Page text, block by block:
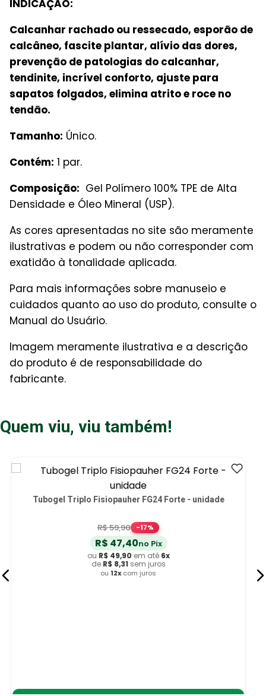
INDICAÇÃO:
Calcanhar rachado ou ressecado, esporão de
calcâneo, fascite plantar, alívio das dores,
prevenção de patologias do calcanhar,
tendinite, incrível conforto, ajuste para
sapatos folgados, elimina atrito e roce no
tendão.
Tamanho: Único.
Contém: 1 par.
Composição: Gel Polímero 100% TPE de Alta
Densidade e Óleo Mineral (USP).
As cores apresentadas no site são meramente
ilustrativas e podem ou não corresponder com
exatidão à tonalidade aplicada.
Para mais informações sobre manuseio e
cuidados quanto ao uso do produto, consulte o
Manual do Usuário.
Imagem meramente ilustrativa e a descrição
do produto é de responsabilidade do
fabricante.
Quem viu, viu também!
Anel Digital de Malha com Almofada de Gel SG301 Tam P
R$28,40no Pix
ouR$29,90em até6
deR$4,98sem juros
ou12xcom juros